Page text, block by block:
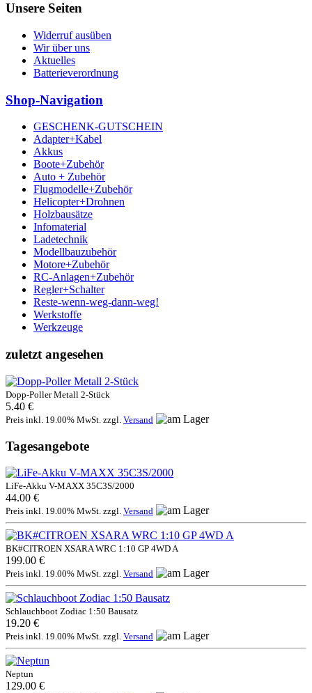
Unsere Seiten
Widerruf ausüben
Wir über uns
Aktuelles
Batterieverordnung
Shop-Navigation
GESCHENK-GUTSCHEIN
Adapter+Kabel
Akkus
Boote+Zubehör
Auto + Zubehör
Flugmodelle+Zubehör
Helicopter+Drohnen
Holzbausätze
Infomaterial
Ladetechnik
Modellbauzubehör
Motore+Zubehör
RC-Anlagen+Zubehör
Regler+Schalter
Reste-wenn-weg-dann-weg!
Werkstoffe
Werkzeuge
zuletzt angesehen
Dopp-Poller Metall 2-Stück
5.40 €
Preis inkl. 19.00% MwSt. zzgl. Versand
Tagesangebote
LiFe-Akku V-MAXX 35C3S/2000
44.00 €
Preis inkl. 19.00% MwSt. zzgl. Versand
BK#CITROEN XSARA WRC 1:10 GP 4WD A
199.00 €
Preis inkl. 19.00% MwSt. zzgl. Versand
Schlauchboot Zodiac 1:50 Bausatz
19.20 €
Preis inkl. 19.00% MwSt. zzgl. Versand
Neptun
129.00 €